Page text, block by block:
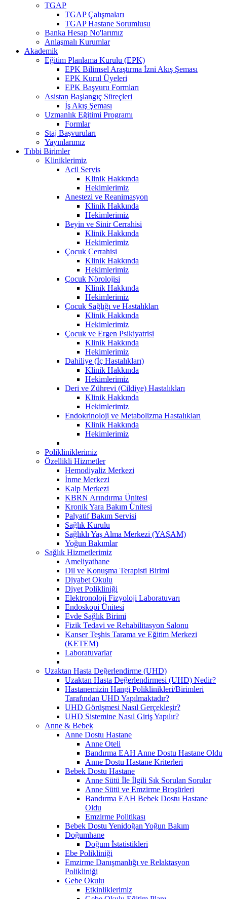
TGAP
TGAP Çalışmaları
TGAP Hastane Sorumlusu
Banka Hesap No'larımız
Anlaşmalı Kurumlar
Akademik
Eğitim Planlama Kurulu (EPK)
EPK Bilimsel Araştırma İzni Akış Şeması
EPK Kurul Üyeleri
EPK Başvuru Formları
Asistan Başlangıç Süreçleri
İş Akış Şeması
Uzmanlık Eğitimi Programı
Formlar
Staj Başvuruları
Yayınlarımız
Tıbbi Birimler
Kliniklerimiz
Acil Servis
Klinik Hakkında
Hekimlerimiz
Anestezi ve Reanimasyon
Klinik Hakkında
Hekimlerimiz
Beyin ve Sinir Cerrahisi
Klinik Hakkında
Hekimlerimiz
Çocuk Cerrahisi
Klinik Hakkında
Hekimlerimiz
Çocuk Nörolojisi
Klinik Hakkında
Hekimlerimiz
Çocuk Sağlığı ve Hastalıkları
Klinik Hakkında
Hekimlerimiz
Çocuk ve Ergen Psikiyatrisi
Klinik Hakkında
Hekimlerimiz
Dahiliye (İç Hastalıkları)
Klinik Hakkında
Hekimlerimiz
Deri ve Zührevi (Cildiye) Hastalıkları
Klinik Hakkında
Hekimlerimiz
Endokrinoloji ve Metabolizma Hastalıkları
Klinik Hakkında
Hekimlerimiz
Polikliniklerimiz
Özellikli Hizmetler
Hemodiyaliz Merkezi
İnme Merkezi
Kalp Merkezi
KBRN Arındırma Ünitesi
Kronik Yara Bakım Ünitesi
Palyatif Bakım Servisi
Sağlık Kurulu
Sağlıklı Yaş Alma Merkezi (YAŞAM)
Yoğun Bakımlar
Sağlık Hizmetlerimiz
Ameliyathane
Dil ve Konuşma Terapisti Birimi
Diyabet Okulu
Diyet Polikliniği
Elektronoloji Fizyoloji Laboratuvarı
Endoskopi Ünitesi
Evde Sağlık Birimi
Fizik Tedavi ve Rehabilitasyon Salonu
Kanser Teşhis Tarama ve Eğitim Merkezi
(KETEM)
Laboratuvarlar
Uzaktan Hasta Değerlendirme (UHD)
Uzaktan Hasta Değerlendirmesi (UHD) Nedir?
Hastanemizin Hangi Poliklinikleri/Birimleri
Tarafından UHD Yapılmaktadır?
UHD Görüşmesi Nasıl Gerçekleşir?
UHD Sistemine Nasıl Giriş Yapılır?
Anne & Bebek
Anne Dostu Hastane
Anne Oteli
Bandırma EAH Anne Dostu Hastane Oldu
Anne Dostu Hastane Kriterleri
Bebek Dostu Hastane
Anne Sütü İle İlgili Sık Sorulan Sorular
Anne Sütü ve Emzirme Broşürleri
Bandırma EAH Bebek Dostu Hastane
Oldu
Emzirme Politikası
Bebek Dostu Yenidoğan Yoğun Bakım
Doğumhane
Doğum İstatistikleri
Ebe Polikliniği
Emzirme Danışmanlığı ve Relaktasyon
Polikliniği
Gebe Okulu
Etkinliklerimiz